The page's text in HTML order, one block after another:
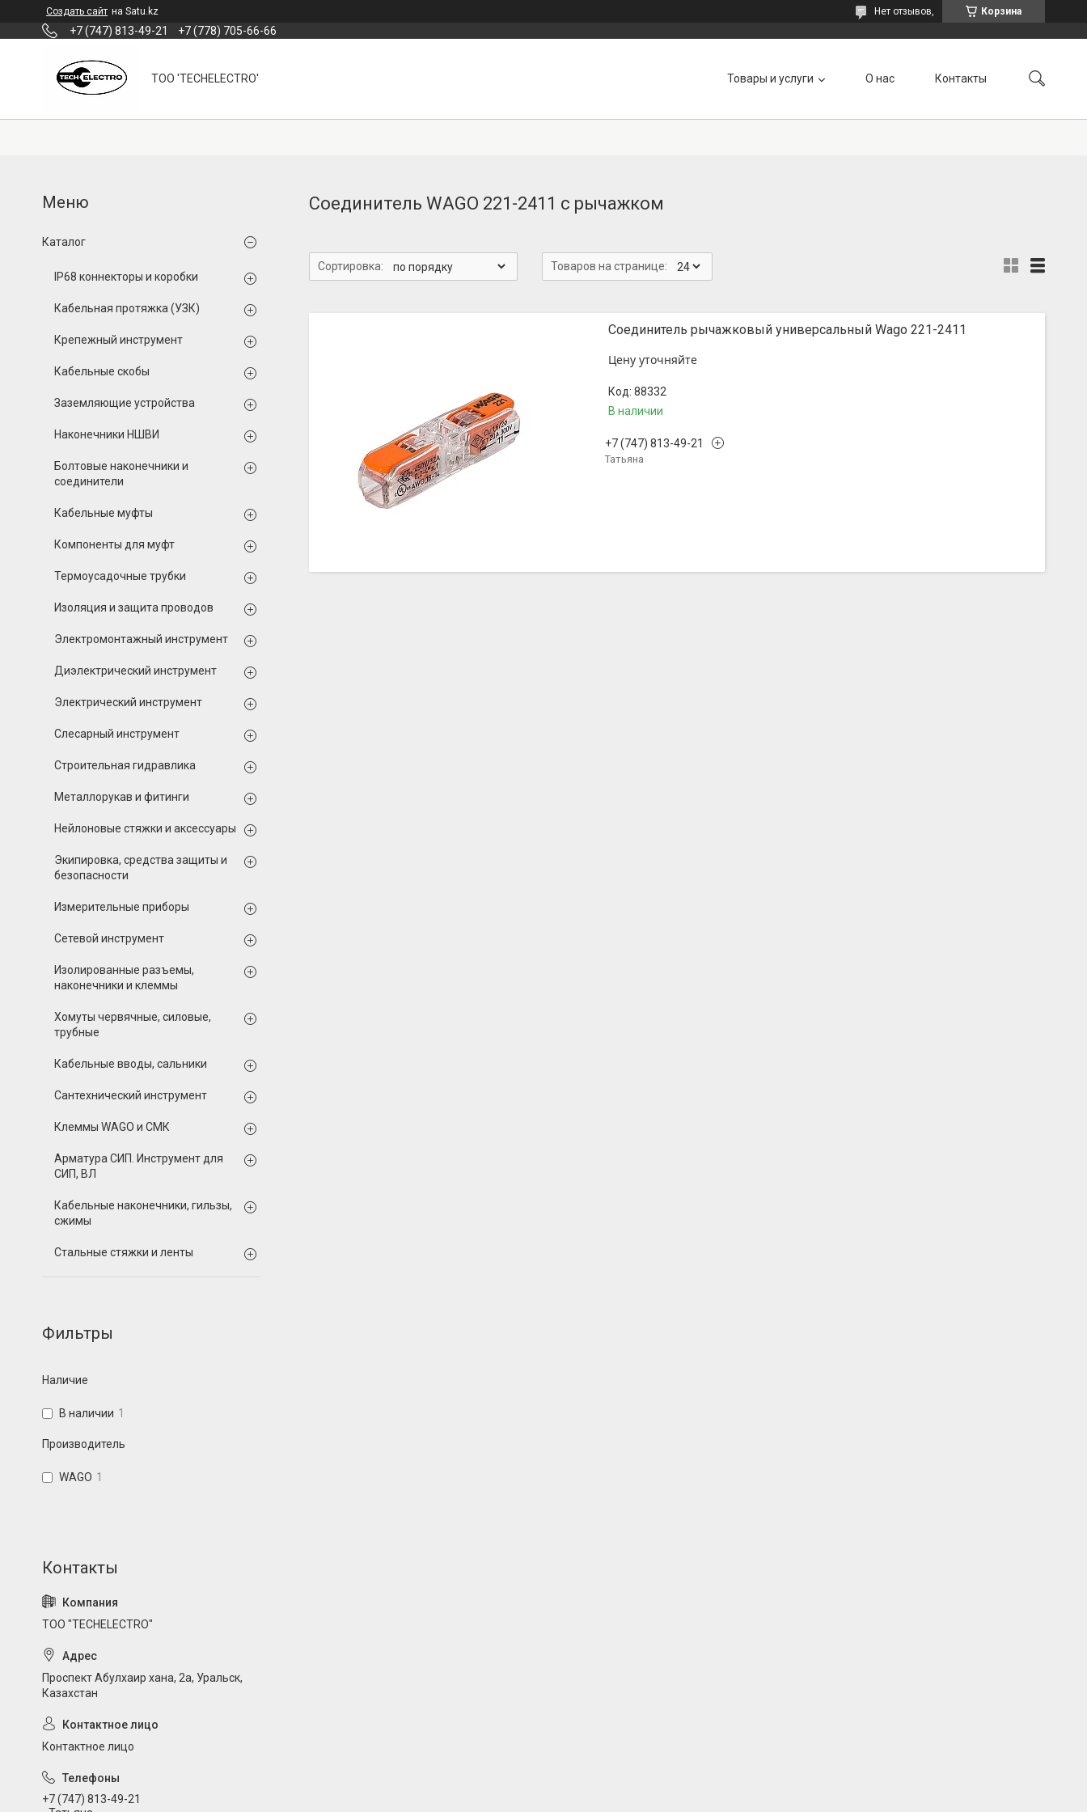
Создать сайт на Satu.kz Корзина
Нет отзывов,
+7 (747) 813-49-21 +7 (778) 705-66-66
ТОО 'TECHELECTRO' Товары и услуги О нас Контакты
Соединитель WAGO 221-2411 с рычажком
Соединитель рычажковый универсальный Wago 221-2411
Цену уточняйте
88332
В наличии
+7 (747) 813-49-21
Татьяна
Каталог
IP68 коннекторы и коробки
Кабельная протяжка (УЗК)
Крепежный инструмент
Кабельные скобы
Заземляющие устройства
Наконечники НШВИ
Болтовые наконечники и
соединители
Кабельные муфты
Компоненты для муфт
Термоусадочные трубки
Изоляция и защита проводов
Электромонтажный инструмент
Диэлектрический инструмент
Электрический инструмент
Слесарный инструмент
Строительная гидравлика
Металлорукав и фитинги
Нейлоновые стяжки и аксессуары
Экипировка, средства защиты и
безопасности
Измерительные приборы
Сетевой инструмент
Изолированные разъемы,
наконечники и клеммы
Хомуты червячные, силовые,
трубные
Кабельные вводы, сальники
Сантехнический инструмент
Клеммы WAGO и СМК
Арматура СИП. Инструмент для
СИП, ВЛ
Кабельные наконечники, гильзы,
сжимы
Стальные стяжки и ленты
Фильтры
Наличие
В наличии 1
Производитель
WAGO 1
ТОО "TECHELECTRO"
Проспект Абулхаир хана, 2а, Уральск,
Казахстан
Контактное лицо
+7 (747) 813-49-21